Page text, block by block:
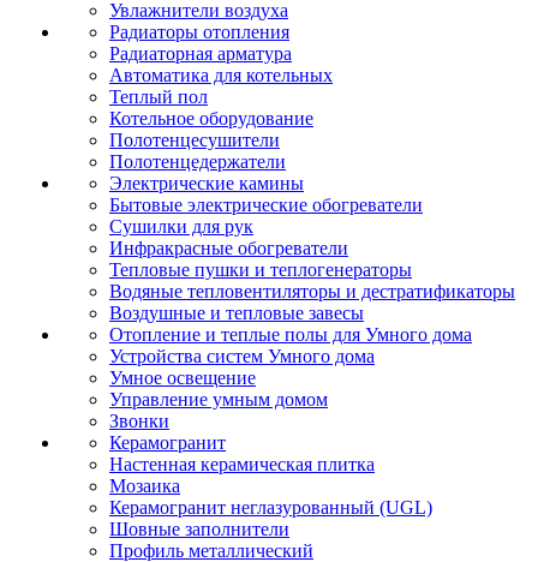
Увлажнители воздуха
Радиаторы отопления
Радиаторная арматура
Автоматика для котельных
Теплый пол
Котельное оборудование
Полотенцесушители
Полотенцедержатели
Электрические камины
Бытовые электрические обогреватели
Сушилки для рук
Инфракрасные обогреватели
Тепловые пушки и теплогенераторы
Водяные тепловентиляторы и дестратификаторы
Воздушные и тепловые завесы
Отопление и теплые полы для Умного дома
Устройства систем Умного дома
Умное освещение
Управление умным домом
Звонки
Керамогранит
Настенная керамическая плитка
Мозаика
Керамогранит неглазурованный (UGL)
Шовные заполнители
Профиль металлический